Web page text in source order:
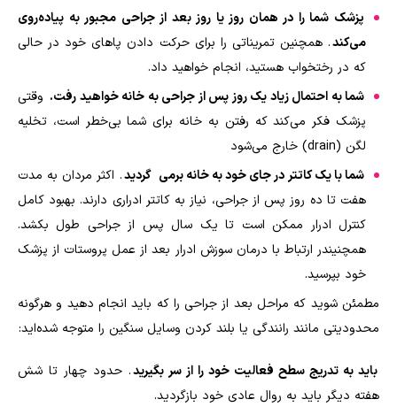
پزشک شما را در همان روز یا روز بعد از جراحی مجبور به پیاده‌روی
می‌کند. همچنین تمریناتی را برای حرکت دادن پاهای خود در حالی
که در رختخواب هستید، انجام خواهید داد.
شما به احتمال زیاد یک روز پس از جراحی به خانه خواهید رفت. وقتی
پزشک فکر می‌کند که رفتن به خانه برای شما بی‌خطر است، تخلیه
لگن (drain) خارج می‌شود
شما با یک کاتتر در جای خود به خانه برمی گردید. اکثر مردان به مدت
هفت تا ده روز پس از جراحی، نیاز به کاتتر ادراری دارند. بهبود کامل
کنترل ادرار ممکن است تا یک سال پس از جراحی طول بکشد.
همچنیندر ارتباط با درمان سوزش ادرار بعد از عمل پروستات از پزشک
خود بپرسید.
مطمئن شوید که مراحل بعد از جراحی را که باید انجام دهید و هرگونه
محدودیتی مانند رانندگی یا بلند کردن وسایل سنگین را متوجه شده‌اید:
باید به تدریج سطح فعالیت خود را از سر بگیرید. حدود چهار تا شش
هفته دیگر باید به روال عادی خود بازگردید.